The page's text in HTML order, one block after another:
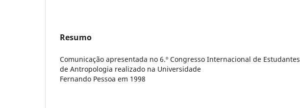
Resumo
Comunicação apresentada no 6.º Congresso Internacional de Estudantes
de Antropologia realizado na Universidade
Fernando Pessoa em 1998